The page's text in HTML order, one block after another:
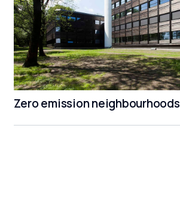
Zero emission neighbourhoods